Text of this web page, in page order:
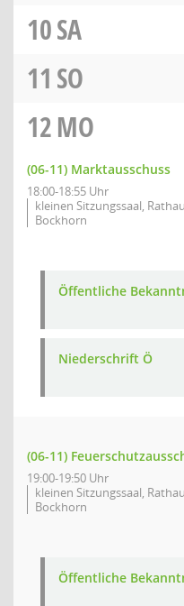
10SA
11 SO
12MO
(06-11) Marktausschuss
18:00-18:55 Uhr
kleinen Sitzungssaal,
Bockhorn
Öffentliche
Niederschrift Ö
(06-11)
19:00-19:50 Uhr
kleinen Sitzungssaal,
Bockhorn
Öffentliche